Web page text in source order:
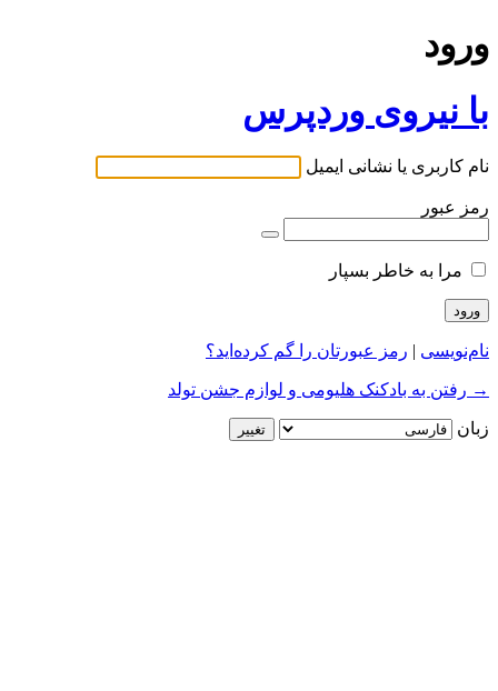
ورود
با نیروی وردپرس
نام کاربری یا نشانی ایمیل
رمز عبور
مرا به خاطر بسپار
نام‌نویسی | رمز عبورتان را گم کرده‌اید؟
→ رفتن به بادکنک هلیومی و لوازم جشن تولد
زبان